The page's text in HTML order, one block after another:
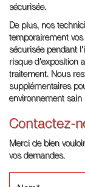
sécurisée.
De plus, nos
temporairement
sécurisée pendant
risque d'exposition
traitement. Nous
supplémentaires
environnement sain
Contactez-
Merci de bien
vos demandes.